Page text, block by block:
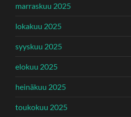
marraskuu 2025
lokakuu 2025
syyskuu 2025
elokuu 2025
heinäkuu 2025
toukokuu 2025